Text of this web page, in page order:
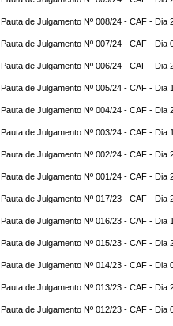
Pauta de Julgamento Nº 008/24 - CAF - Dia
Pauta de Julgamento Nº 007/24 - CAF - Dia
Pauta de Julgamento Nº 006/24 - CAF - Dia
Pauta de Julgamento Nº 005/24 - CAF - Dia
Pauta de Julgamento Nº 004/24 - CAF - Dia
Pauta de Julgamento Nº 003/24 - CAF - Dia
Pauta de Julgamento Nº 002/24 - CAF - Dia
Pauta de Julgamento Nº 001/24 - CAF - Dia
Pauta de Julgamento Nº 017/23 - CAF - Dia
Pauta de Julgamento Nº 016/23 - CAF - Dia
Pauta de Julgamento Nº 015/23 - CAF - Dia
Pauta de Julgamento Nº 014/23 - CAF - Dia
Pauta de Julgamento Nº 013/23 - CAF - Dia
Pauta de Julgamento Nº 012/23 - CAF - Dia